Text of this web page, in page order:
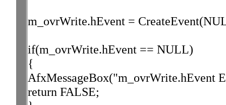
m_ovrWrite.hEvent =
if(m_ovrWrite.hEvent == NULL)
{
AfxMessageBox("m_ovrWrite.hEvent
return FALSE;